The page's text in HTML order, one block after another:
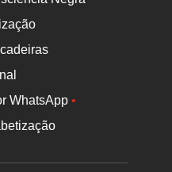
WhatsApp •